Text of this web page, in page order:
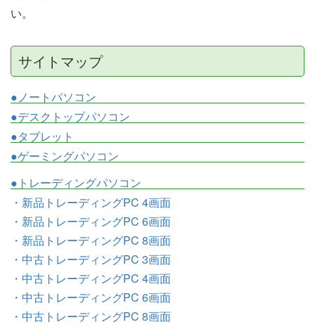
い。
サイトマップ
●ノートパソコン
●デスクトップパソコン
●タブレット
●ゲーミングパソコン
●トレーディングパソコン
・新品トレーディングPC 4画面
・新品トレーディングPC 6画面
・新品トレーディングPC 8画面
・中古トレーディングPC 3画面
・中古トレーディングPC 4画面
・中古トレーディングPC 6画面
・中古トレーディングPC 8画面